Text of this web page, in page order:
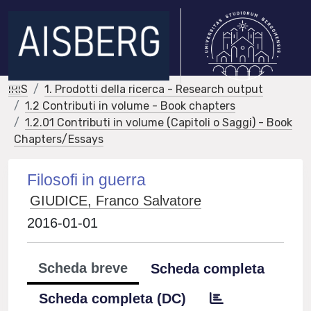
IRIS
1. Prodotti della ricerca - Research output
1.2 Contributi in volume - Book chapters
1.2.01 Contributi in volume (Capitoli o Saggi) - Book
Chapters/Essays
Filosofi in guerra
GIUDICE, Franco Salvatore
2016-01-01
Scheda breve
Scheda completa
Scheda completa (DC)